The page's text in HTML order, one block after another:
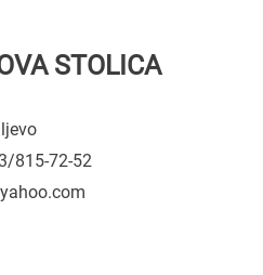
STOLICA
815-72-52